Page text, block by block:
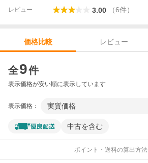
レビュー 3.00 （6件）
価格比較 レビュー
全9件
表示価格が安い順に表示しています
表示価格： 実質価格
中古を含む
ポイント・送料の算出方法